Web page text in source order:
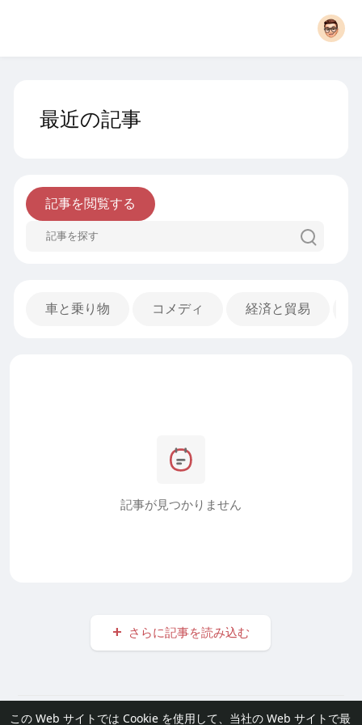
この Web サイトでは Cookie を使用して、当社の Web サイトで最
最近の記事
記事を閲覧する
車と乗り物 コメディ 経済と貿易
記事が見つかりません
さらに記事を読み込む
© 2026 furisode Link